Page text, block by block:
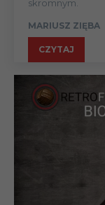
skromnym.
MARIUSZ ZIĘBA
CZYTAJ